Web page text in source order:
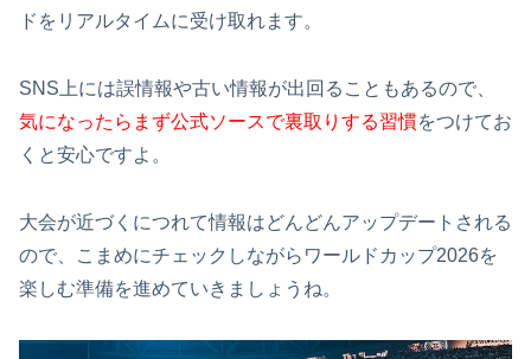
ドをリアルタイムに受け取れます。
SNS上には誤情報や古い情報が出回ることもあるので、
気になったらまず公式ソースで裏取りする習慣をつけてお
くと安心ですよ。
大会が近づくにつれて情報はどんどんアップデートされる
ので、こまめにチェックしながらワールドカップ2026を
楽しむ準備を進めていきましょうね。